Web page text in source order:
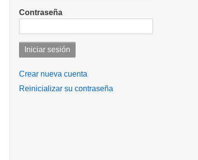
Contraseña
Crear nueva cuenta
Reinicializar su contraseña